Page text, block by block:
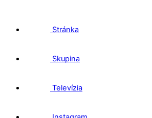
Stránka
Skupina
Televízia